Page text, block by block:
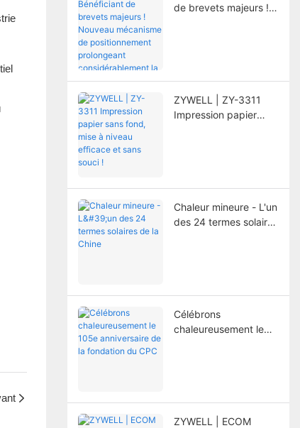
de brevets majeurs !
durée de vie de
l'imprimante.
ZYWELL | ZY-3311
Impression papier
Chaleur mineure - L'un
des 24 termes solaires
Célébrons
chaleureusement le
ZYWELL | ECOM